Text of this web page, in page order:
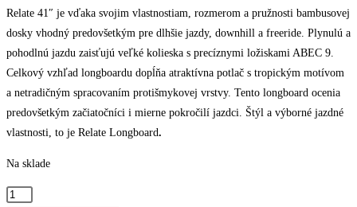
was:
€69,90.
is:
€39,99.
Relate 41″ je vďaka svojim vlastnostiam, rozmerom a pružnosti bambusovej
dosky vhodný predovšetkým pre dlhšie jazdy, downhill a freeride. Plynulú a
pohodlnú jazdu zaisťujú veľké kolieska s precíznymi ložiskami ABEC 9.
Celkový vzhľad longboardu dopĺňa atraktívna potlač s tropickým motívom
a netradičným spracovaním protišmykovej vrstvy. Tento longboard ocenia
predovšetkým začiatočníci i mierne pokročilí jazdci. Štýl a výborné jazdné
vlastnosti, to je Relate Longboard.
Na sklade
množstvo